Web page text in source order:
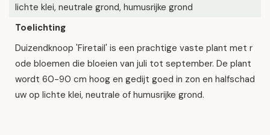
lichte klei, neutrale grond, humusrijke grond
Toelichting
Duizendknoop 'Firetail' is een prachtige vaste plant met r
ode bloemen die bloeien van juli tot september. De plant
wordt 60-90 cm hoog en gedijt goed in zon en halfschad
uw op lichte klei, neutrale of humusrijke grond.